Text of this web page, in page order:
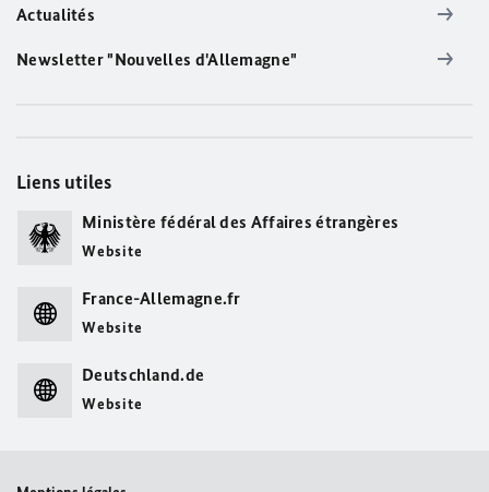
Actualités
Newsletter "Nouvelles d'Allemagne"
Liens utiles
Ministère fédéral des Affaires étrangères
Website
France-Allemagne.fr
Website
Deutschland.de
Website